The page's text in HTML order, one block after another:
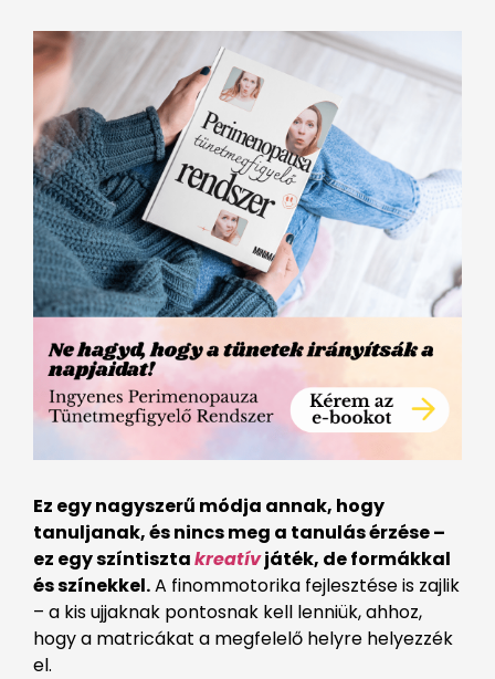
Ez egy nagyszerű módja annak, hogy
tanuljanak, és nincs meg a tanulás érzése –
ez egy színtisztakreatívjáték, de formákkal
és színekkel.A finommotorika fejlesztése is zajlik
– a kis ujjaknak pontosnak kell lenniük, ahhoz,
hogy a matricákat a megfelelő helyre helyezzék
el.